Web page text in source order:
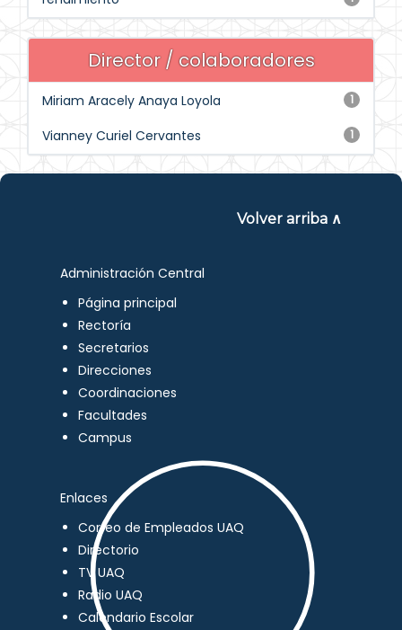
Director / colaboradores
1
Miriam Aracely Anaya Loyola
1
Vianney Curiel Cervantes
Volver arriba ∧
Administración Central
Página principal
Rectoría
Secretarios
Direcciones
Coordinaciones
Facultades
Campus
Enlaces
Correo de Empleados UAQ
Directorio
TV UAQ
Radio UAQ
Calendario Escolar